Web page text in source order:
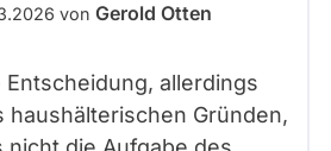
von Gerold Otten
allerdings
haushälterischen Gründen,